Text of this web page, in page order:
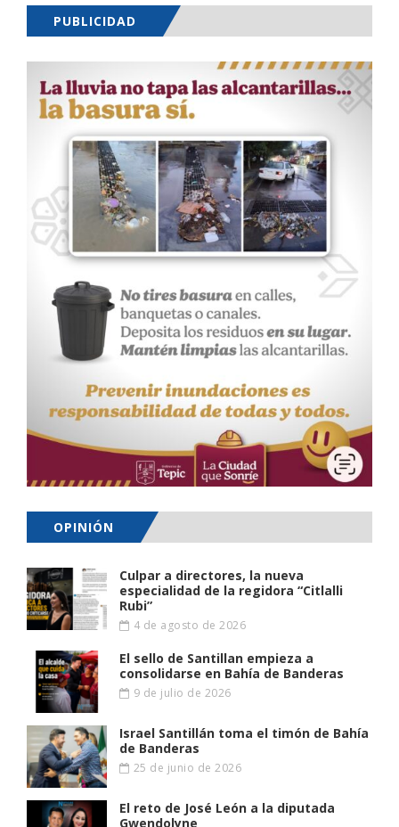
PUBLICIDAD
OPINIÓN
Culpar a directores, la nueva
especialidad de la regidora “Citlalli
Rubi”
4 de agosto de 2026
El sello de Santillan empieza a
consolidarse en Bahía de Banderas
9 de julio de 2026
Israel Santillán toma el timón de Bahía
de Banderas
25 de junio de 2026
El reto de José León a la diputada
Gwendolyne